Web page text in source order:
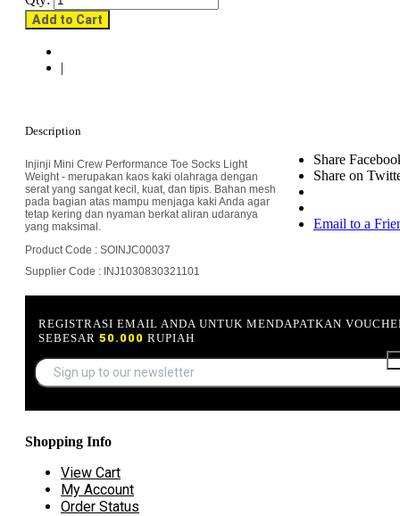
Add to Cart
|
Share
Share on
Email to a
Description
Injinji Mini Crew Performance Toe Socks Light
Weight - merupakan kaos kaki olahraga dengan
serat yang sangat kecil, kuat, dan tipis. Bahan mesh
pada bagian atas mampu menjaga kaki Anda agar
tetap kering dan nyaman berkat aliran udaranya
yang maksimal.
Product Code : SOINJC00037
Supplier Code : INJ1030830321101
REGISTRASI EMAIL ANDA UNTUK MENDAPATKAN
SEBESAR 50.000 RUPIAH
Shopping Info
View Cart
My Account
Order Status